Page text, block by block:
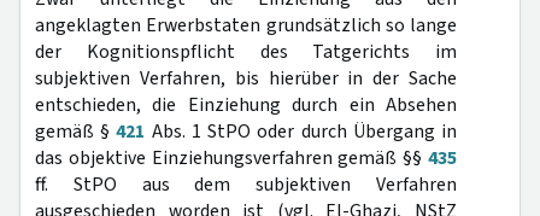
angeklagten Erwerbstaten grundsätzlich so lange
der Kognitionspflicht des Tatgerichts im
subjektiven Verfahren, bis hierüber in der Sache
entschieden, die Einziehung durch ein Absehen
gemäß §421 Abs. 1 StPO oder durch Übergang in
das objektive Einziehungsverfahren gemäß §§ 435
ff. StPO aus dem subjektiven Verfahren